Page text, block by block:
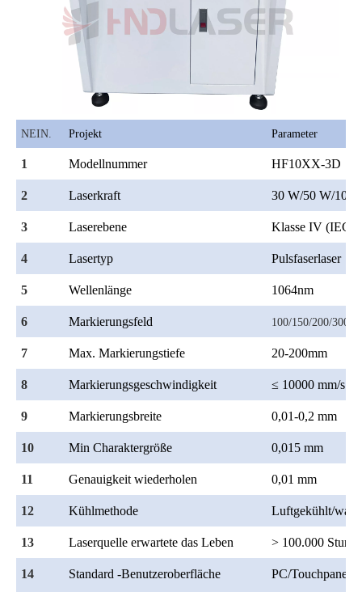
NEIN. Projekt Parameter
1 Modellnummer HF10XX-3D
2 Laserkraft 30 W/50 W/100
3 Laserebene Klasse IV (IEC
4 Lasertyp Pulsfaserlaser
5 Wellenlänge 1064nm
6 Markierungsfeld 100/150/200/300/
7 Max. Markierungstiefe 20-200mm
8 Markierungsgeschwindigkeit ≤ 10000 mm/s
9 Markierungsbreite 0,01-0,2 mm
10 Min Charaktergröße 0,015 mm
11 Genauigkeit wiederholen 0,01 mm
12 Kühlmethode Luftgekühlt/
13 Laserquelle erwartete das Leben > 100.000
14 Standard -Benutzeroberfläche PC/Touchpanel